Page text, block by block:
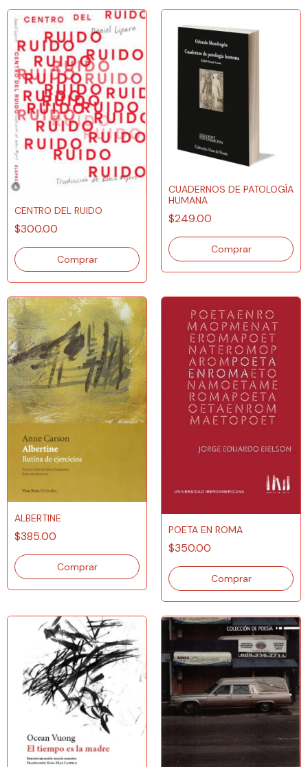
CENTRO DEL RUIDO
$300.00
CUADERNOS DE PATOLOGÍA
HUMANA
$249.00
ALBERTINE
$385.00 POETA EN ROMA
$350.00